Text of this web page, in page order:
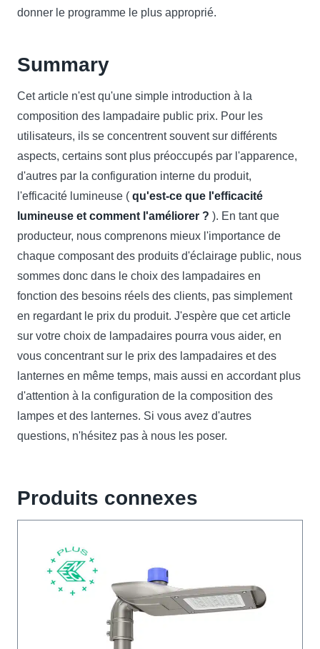
donner le programme le plus approprié.
Summary
Cet article n'est qu'une simple introduction à la
composition des lampadaire public prix. Pour les
utilisateurs, ils se concentrent souvent sur différents
aspects, certains sont plus préoccupés par l'apparence,
d'autres par la configuration interne du produit,
l'efficacité lumineuse ( qu'est-ce que l'efficacité
lumineuse et comment l'améliorer ? ). En tant que
producteur, nous comprenons mieux l'importance de
chaque composant des produits d'éclairage public, nous
sommes donc dans le choix des lampadaires en
fonction des besoins réels des clients, pas simplement
en regardant le prix du produit. J'espère que cet article
sur votre choix de lampadaires pourra vous aider, en
vous concentrant sur le prix des lampadaires et des
lanternes en même temps, mais aussi en accordant plus
d'attention à la configuration de la composition des
lampes et des lanternes. Si vous avez d'autres
questions, n'hésitez pas à nous les poser.
Produits connexes